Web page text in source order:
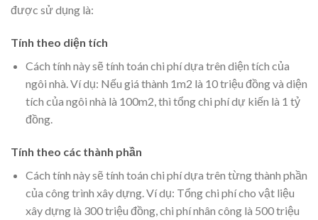
được sử dụng là:
Tính theo diện tích
Cách tính này sẽ tính toán chi phí dựa trên diện tích của
ngôi nhà. Ví dụ: Nếu giá thành 1m2 là 10 triệu đồng và diện
tích của ngôi nhà là 100m2, thì tổng chi phí dự kiến là 1 tỷ
đồng.
Tính theo các thành phần
Cách tính này sẽ tính toán chi phí dựa trên từng thành phần
của công trình xây dựng. Ví dụ: Tổng chi phí cho vật liệu
xây dựng là 300 triệu đồng, chi phí nhân công là 500 triệu